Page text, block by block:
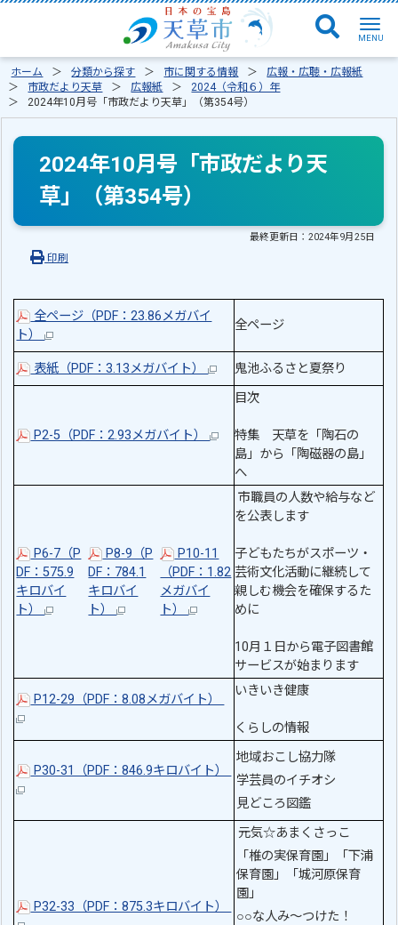
ホーム 分類から探す 市に関する情報
広報・広聴・広報紙
市政だより天草
広報紙
2024（令和６）年
2024年10月号「市政だより天草」（第354号）
2024年10月号「市政だより天
草」（第354号）
最終更新日：2024年9月25日
印刷
全ページ（PDF：23.86メガバイ
ト）
全ページ
表紙（PDF：3.13メガバイト） 鬼池ふるさと夏祭り
P2-5（PDF：2.93メガバイト）
目次
特集 天草を「陶石の
島」から「陶磁器の島」
へ
P6-7（P
DF：575.9
キロバイ
ト）
P8-9（P
DF：784.1
キロバイ
ト）
P10-11
（PDF：1.82
メガバイ
ト）
市職員の人数や給与など
を公表します
子どもたちがスポーツ・
芸術文化活動に継続して
親しむ機会を確保するた
めに
10月１日から電子図書館
サービスが始まります
P12-29（PDF：8.08メガバイト）
いきいき健康
くらしの情報
P30-31（PDF：846.9キロバイト）
地域おこし協力隊
学芸員のイチオシ
見どころ図鑑
P32-33（PDF：875.3キロバイト）
元気☆あまくさっこ
「椎の実保育園」「下浦
保育園」「城河原保育
園」
○○な人み～つけた！